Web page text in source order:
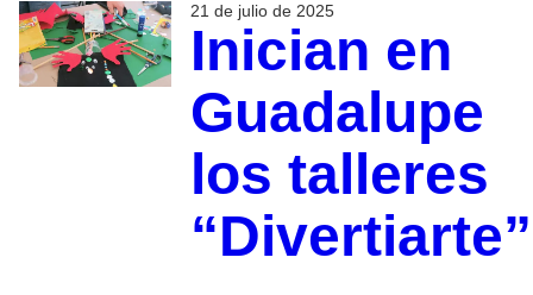
21 de julio de 2025
Inician en
Guadalupe
los talleres
“Divertiarte”